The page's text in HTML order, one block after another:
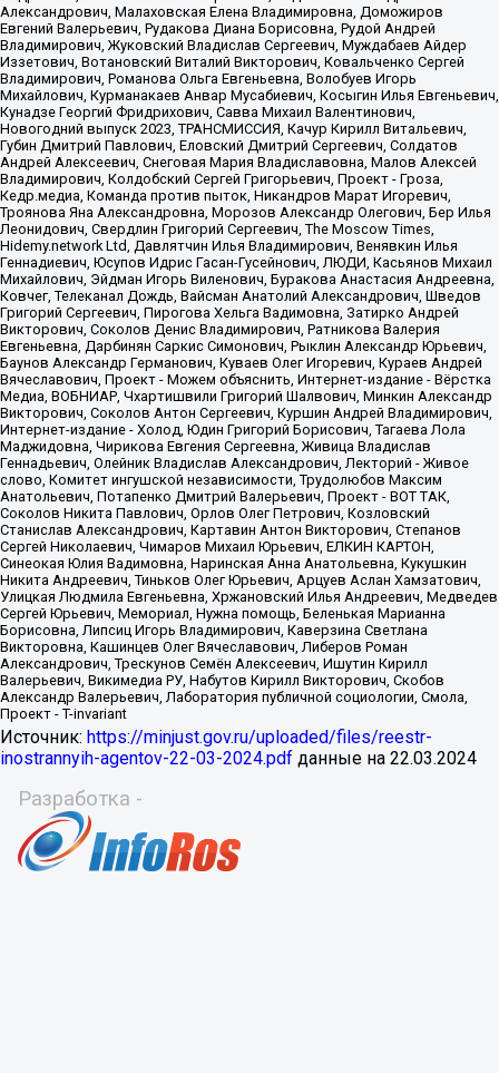
Источник: https://minjust.gov.ru/uploaded/files/reestr-
inostrannyih-agentov-22-03-2024.pdf данные на 22.03.2024
Разработка -